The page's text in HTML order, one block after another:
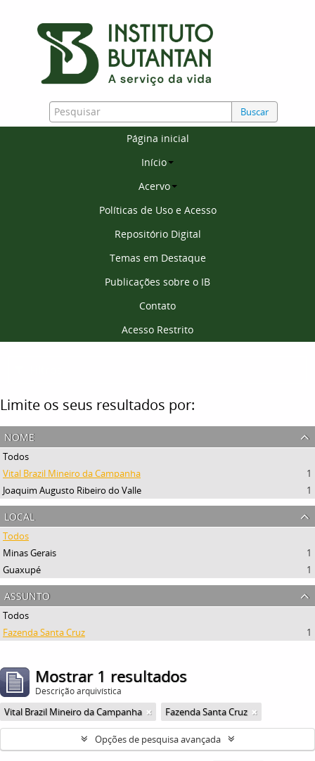
Buscar
Página inicial
Início
Acervo
Políticas de Uso e Acesso
Repositório Digital
Temas em Destaque
Publicações sobre o IB
Contato
Acesso Restrito
Limite os seus resultados por:
nome
Todos
Vital Brazil Mineiro da Campanha
1
Joaquim Augusto Ribeiro do Valle
1
local
Todos
Minas Gerais
1
Guaxupé
1
assunto
Todos
Fazenda Santa Cruz
1
Mostrar 1 resultados
Descrição arquivística
Vital Brazil Mineiro da Campanha Fazenda Santa Cruz
Opções de pesquisa avançada